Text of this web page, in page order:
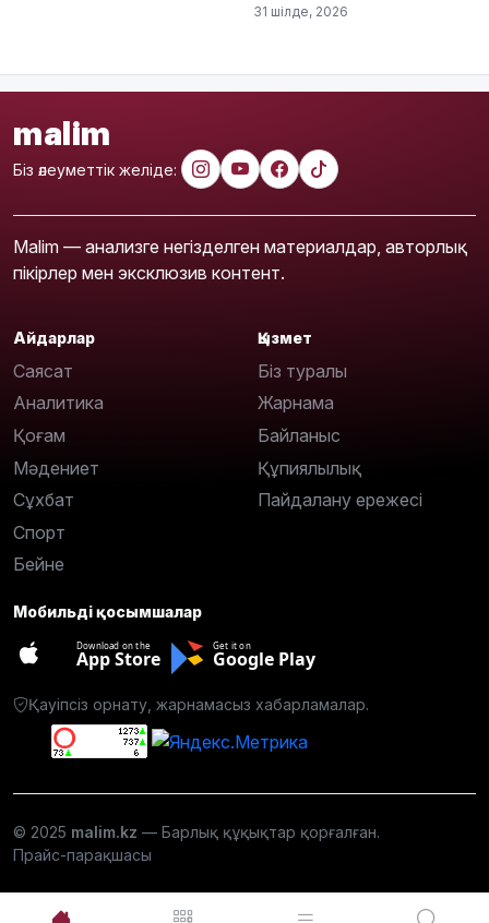
31 шілде, 2026
malim
Біз әлеуметтік желіде:
Malim — анализге негізделген материалдар, авторлық
пікірлер мен эксклюзив контент.
Айдарлар
Саясат
Аналитика
Қоғам
Мәдениет
Сұхбат
Спорт
Бейне
Қызмет
Біз туралы
Жарнама
Байланыс
Құпиялылық
Пайдалану ережесі
Мобильді қосымшалар
Download on the
App Store
Get it on
Google Play
Қауіпсіз орнату, жарнамасыз хабарламалар.
© 2025 malim.kz — Барлық құқықтар қорғалған.
Прайс-парақшасы